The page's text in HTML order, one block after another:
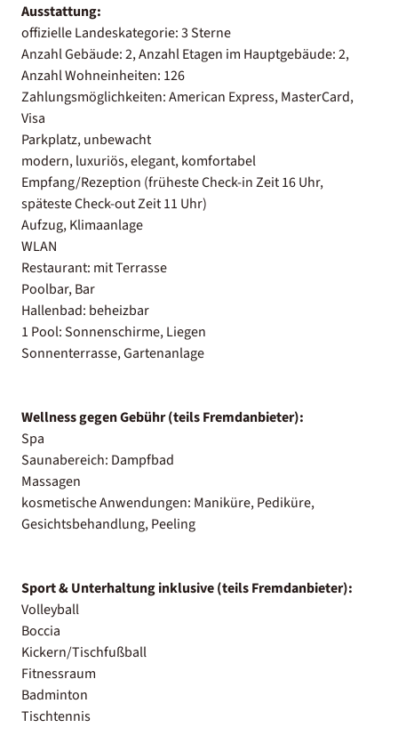
Ausstattung:
offizielle Landeskategorie: 3 Sterne
Anzahl Gebäude: 2, Anzahl Etagen im Hauptgebäude: 2,
Anzahl Wohneinheiten: 126
Zahlungsmöglichkeiten: American Express, MasterCard,
Visa
Parkplatz, unbewacht
modern, luxuriös, elegant, komfortabel
Empfang/Rezeption (früheste Check-in Zeit 16 Uhr,
späteste Check-out Zeit 11 Uhr)
Aufzug, Klimaanlage
WLAN
Restaurant: mit Terrasse
Poolbar, Bar
Hallenbad: beheizbar
1 Pool: Sonnenschirme, Liegen
Sonnenterrasse, Gartenanlage
Wellness gegen Gebühr (teils Fremdanbieter):
Spa
Saunabereich: Dampfbad
Massagen
kosmetische Anwendungen: Maniküre, Pediküre,
Gesichtsbehandlung, Peeling
Sport & Unterhaltung inklusive (teils Fremdanbieter):
Volleyball
Boccia
Kickern/Tischfußball
Fitnessraum
Badminton
Tischtennis